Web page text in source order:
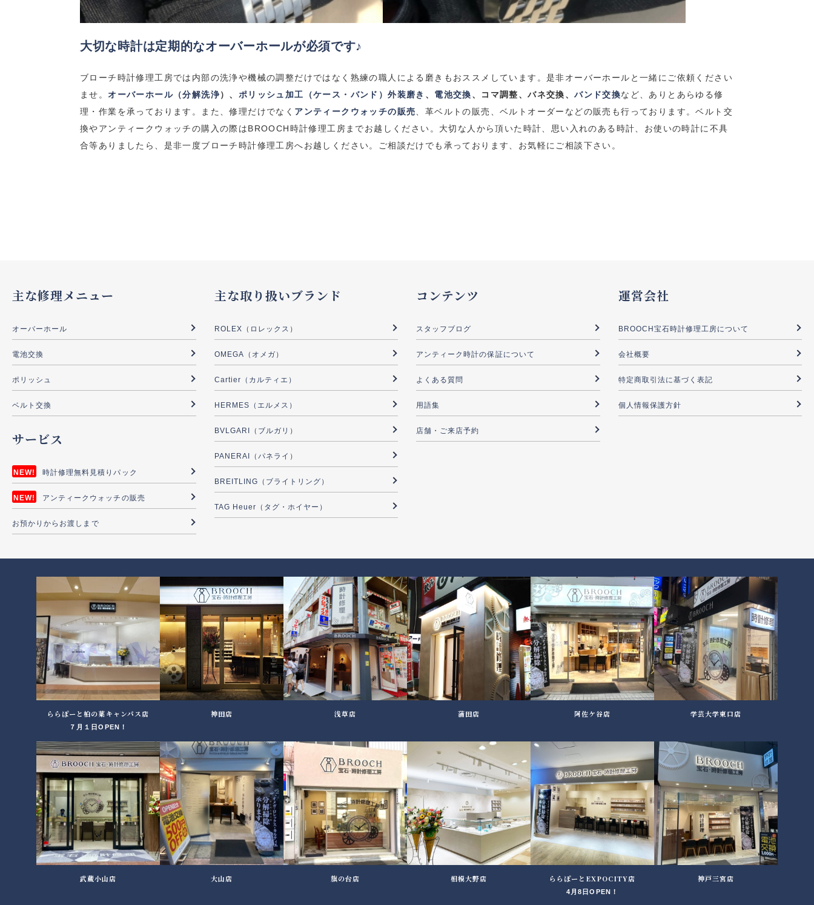
大切な時計は定期的なオーバーホールが必須です♪
ブローチ時計修理工房では内部の洗浄や機械の調整だけではなく熟練の職人による磨きもおススメしています。是非オーバーホールと一緒にご依頼ください
ませ。オーバーホール（分解洗浄）、 ポリッシュ加工（ケース・バンド）外装磨き 、 電池交換、コマ調整、バネ交換、バンド交換など、ありとあらゆる修
理・作業を承っております。
また、修理だけでなく アンティークウォッチの販売 、革ベルトの販売、ベルトオーダーなどの販売も行っております。ベルト交
換やアンティークウォッチの購入の際はBROOCH時計修理工房までお越しください。 大切な人から頂いた時計、思い入れのある時計、お使いの時計に不具
合等ありましたら、是非一度ブローチ時計修理工房へお越しください。
ご相談だけでも承っております、お気軽にご相談下さい。
主な修理メニュー
オーバーホール
電池交換
ポリッシュ
ベルト交換
サービス
時計修理無料見積りパック
アンティークウォッチの販売
お預かりからお渡しまで
主な取り扱いブランド
ROLEX（ロレックス）
OMEGA（オメガ）
Cartier（カルティエ）
HERMES（エルメス）
BVLGARI（ブルガリ）
PANERAI（パネライ）
BREITLING（ブライトリング）
TAG Heuer（タグ・ホイヤー）
コンテンツ
スタッフブログ
アンティーク時計の保証について
よくある質問
用語集
店舗・ご来店予約
運営会社
BROOCH宝石時計修理工房について
会社概要
特定商取引法に基づく表記
個人情報保護方針
ららぽーと柏の葉キャンパス店
７月１日OPEN！
神田店 浅草店 蒲田店 阿佐ケ谷店 学芸大学東口店
武蔵小山店 大山店 旗の台店 相模大野店 ららぽーとEXPOCITY店
4月8日OPEN！
神戸三宮店